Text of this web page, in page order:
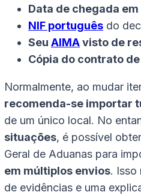
Data de chegada
NIF português do
Seu AIMAvisto de
Cópia do contrato
Normalmente, ao mudar
recomenda-se importar
de um único local. No
situações, é possível
Geral de Aduanas para
em múltiplos envios. Isso
de evidências e uma